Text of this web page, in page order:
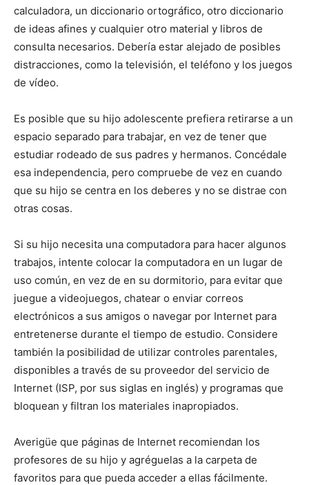
calculadora, un diccionario ortográfico, otro diccionario
de ideas afines y cualquier otro material y libros de
consulta necesarios. Debería estar alejado de posibles
distracciones, como la televisión, el teléfono y los juegos
de vídeo.
Es posible que su hijo adolescente prefiera retirarse a un
espacio separado para trabajar, en vez de tener que
estudiar rodeado de sus padres y hermanos. Concédale
esa independencia, pero compruebe de vez en cuando
que su hijo se centra en los deberes y no se distrae con
otras cosas.
Si su hijo necesita una computadora para hacer algunos
trabajos, intente colocar la computadora en un lugar de
uso común, en vez de en su dormitorio, para evitar que
juegue a videojuegos, chatear o enviar correos
electrónicos a sus amigos o navegar por Internet para
entretenerse durante el tiempo de estudio. Considere
también la posibilidad de utilizar controles parentales,
disponibles a través de su proveedor del servicio de
Internet (ISP, por sus siglas en inglés) y programas que
bloquean y filtran los materiales inapropiados.
Averigüe que páginas de Internet recomiendan los
profesores de su hijo y agréguelas a la carpeta de
favoritos para que pueda acceder a ellas fácilmente.